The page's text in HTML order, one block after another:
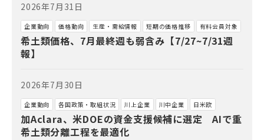
2026年7月31日
企業動向 価格動向 生産・需給情報 短期の価格推移 有料会員対象
希土類価格、7月最終週も弱含み【7/27~7/31週
報】
2026年7月30日
企業動向 各国政策・取組状況 川上企業 川中企業 日米欧
加Aclara、米DOEの資金支援候補に選定 AIで重
希土類分離工程を最適化